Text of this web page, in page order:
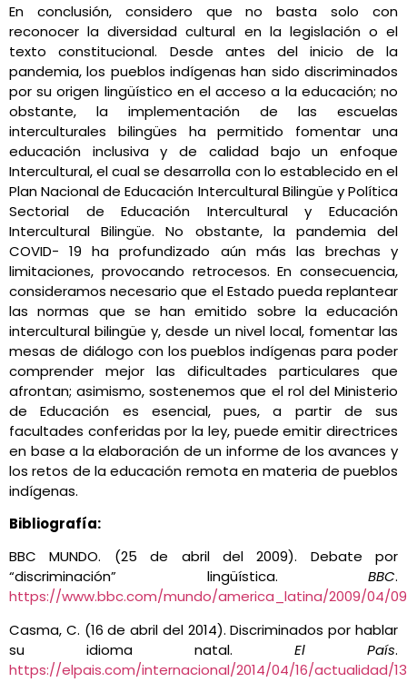
En conclusión, considero que no basta solo con
reconocer la diversidad cultural en la legislación o el
texto constitucional. Desde antes del inicio de la
pandemia, los pueblos indígenas han sido discriminados
por su origen lingüístico en el acceso a la educación; no
obstante, la implementación de las escuelas
interculturales bilingües ha permitido fomentar una
educación inclusiva y de calidad bajo un enfoque
Intercultural, el cual se desarrolla con lo establecido en el
Plan Nacional de Educación Intercultural Bilingüe y Política
Sectorial de Educación Intercultural y Educación
Intercultural Bilingüe. No obstante, la pandemia del
COVID- 19 ha profundizado aún más las brechas y
limitaciones, provocando retrocesos. En consecuencia,
consideramos necesario que el Estado pueda replantear
las normas que se han emitido sobre la educación
intercultural bilingüe y, desde un nivel local, fomentar las
mesas de diálogo con los pueblos indígenas para poder
comprender mejor las dificultades particulares que
afrontan; asimismo, sostenemos que el rol del Ministerio
de Educación es esencial, pues, a partir de sus
facultades conferidas por la ley, puede emitir directrices
en base a la elaboración de un informe de los avances y
los retos de la educación remota en materia de pueblos
indígenas.
Bibliografía:
BBC MUNDO. (25 de abril del 2009). Debate por
“discriminación” lingüística. BBC.
https://www.bbc.com/mundo/america_latina/2009/04/
Casma, C. (16 de abril del 2014). Discriminados por hablar
su idioma natal. El País.
https://elpais.com/internacional/2014/04/16/actualidad/